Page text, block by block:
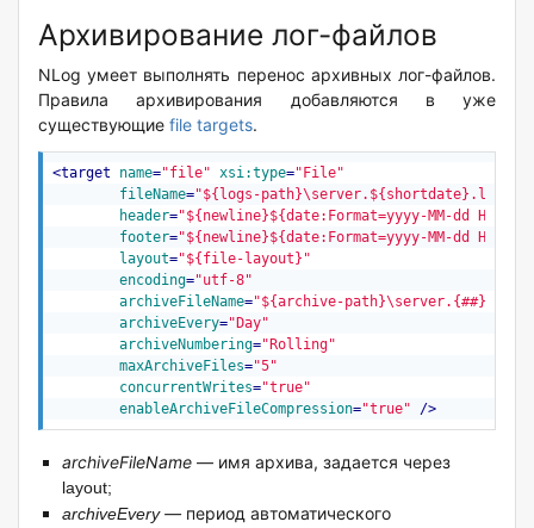
Архивирование лог-файлов
NLog умеет выполнять перенос архивных лог-файлов.
Правила архивирования добавляются в уже
существующие file targets.
<target name="file" xsi:type="File"
fileName="${logs-path}\server.${shortdate}.log"
header="${newline}${date:Format=yyyy-MM-dd
footer="${newline}${date:Format=yyyy-MM-dd
layout="${file-layout}"
encoding="utf-8"
archiveFileName="${archive-
archiveEvery="Day"
archiveNumbering="Rolling"
maxArchiveFiles="5"
concurrentWrites="true"
enableArchiveFileCompression="true" />
archiveFileName — имя архива, задается через
layout;
archiveEvery— период автоматического